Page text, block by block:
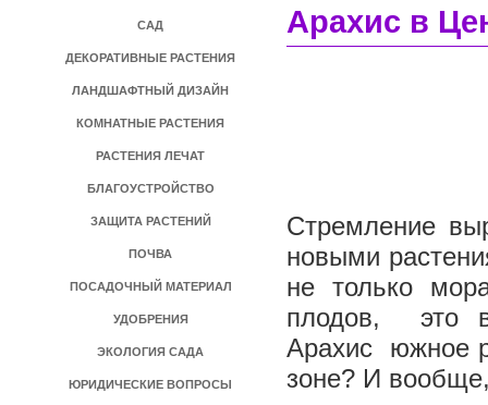
САД
ДЕКОРАТИВНЫЕ РАСТЕНИЯ
ЛАНДШАФТНЫЙ ДИЗАЙН
КОМНАТНЫЕ РАСТЕНИЯ
РАСТЕНИЯ ЛЕЧАТ
БЛАГОУСТРОЙСТВО
ЗАЩИТА РАСТЕНИЙ
ПОЧВА
ПОСАДОЧНЫЙ МАТЕРИАЛ
УДОБРЕНИЯ
ЭКОЛОГИЯ САДА
ЮРИДИЧЕСКИЕ ВОПРОСЫ
Арахис в
Стремление
новыми
не только
плодов, ­ это
Арахис ­ южное
зоне? И